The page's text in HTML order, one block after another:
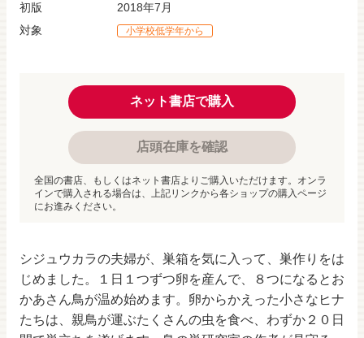
シジュウカラの夫婦が、巣箱を気に入って、巣作りをは
じめました。１日１つずつ卵を産んで、８つになるとお
かあさん鳥が温め始めます。卵からかえった小さなヒナ
たちは、親鳥が運ぶたくさんの虫を食べ、わずか２０日
初版
2018年7月
対象
小学校低学年から
ネット書店で購入
店頭在庫を確認
全国の書店、もしくはネット書店よりご購入いただけます。オンラ
インで購入される場合は、上記リンクから各ショップの購入ページ
にお進みください。